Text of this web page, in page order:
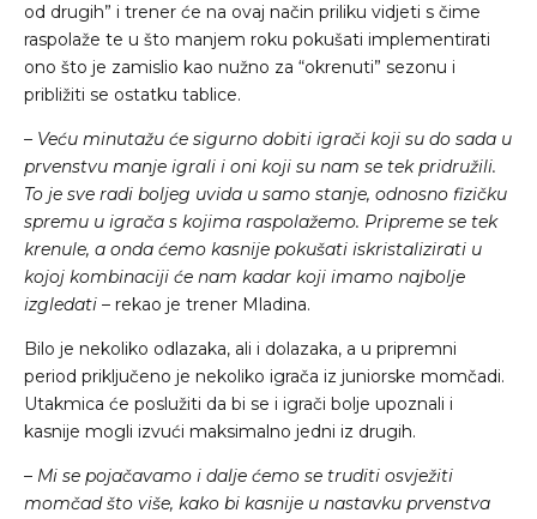
od drugih” i trener će na ovaj način priliku vidjeti s čime
raspolaže te u što manjem roku pokušati implementirati
ono što je zamislio kao nužno za “okrenuti” sezonu i
približiti se ostatku tablice.
– Veću minutažu će sigurno dobiti igrači koji su do sada u
prvenstvu manje igrali i oni koji su nam se tek pridružili.
To je sve radi boljeg uvida u samo stanje, odnosno fizičku
spremu u igrača s kojima raspolažemo. Pripreme se tek
krenule, a onda ćemo kasnije pokušati iskristalizirati u
kojoj kombinaciji će nam kadar koji imamo najbolje
izgledati – rekao je trener Mladina.
Bilo je nekoliko odlazaka, ali i dolazaka, a u pripremni
period priključeno je nekoliko igrača iz juniorske momčadi.
Utakmica će poslužiti da bi se i igrači bolje upoznali i
kasnije mogli izvući maksimalno jedni iz drugih.
– Mi se pojačavamo i dalje ćemo se truditi osvježiti
momčad što više, kako bi kasnije u nastavku prvenstva